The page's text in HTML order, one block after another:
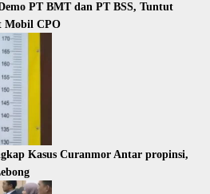
PT BMT dan PT BSS, Tuntut
Mobil CPO
Kasus Curanmor Antar propinsi,